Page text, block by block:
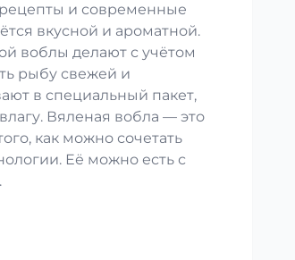
рецепты и современные
вкусной и ароматной.
воблы делают с учётом
рыбу свежей и
в специальный пакет,
Вяленая вобла — это
как можно сочетать
Её можно есть с